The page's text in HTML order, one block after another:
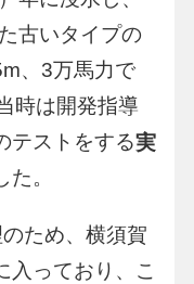
古いタイプの
、3万馬力で
時は開発指導
テストをする実
。
ため、横須賀
入っており、こ